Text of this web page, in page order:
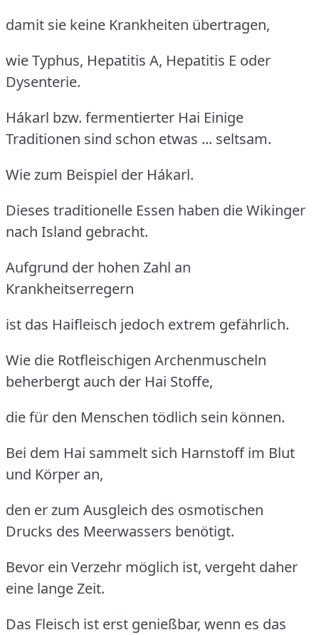
damit sie keine Krankheiten übertragen,
wie Typhus, Hepatitis A, Hepatitis E oder
Dysenterie.
Hákarl bzw. fermentierter Hai Einige
Traditionen sind schon etwas ... seltsam.
Wie zum Beispiel der Hákarl.
Dieses traditionelle Essen haben die Wikinger
nach Island gebracht.
Aufgrund der hohen Zahl an
Krankheitserregern
ist das Haifleisch jedoch extrem gefährlich.
Wie die Rotfleischigen Archenmuscheln
beherbergt auch der Hai Stoffe,
die für den Menschen tödlich sein können.
Bei dem Hai sammelt sich Harnstoff im Blut
und Körper an,
den er zum Ausgleich des osmotischen
Drucks des Meerwassers benötigt.
Bevor ein Verzehr möglich ist, vergeht daher
eine lange Zeit.
Das Fleisch ist erst genießbar, wenn es das